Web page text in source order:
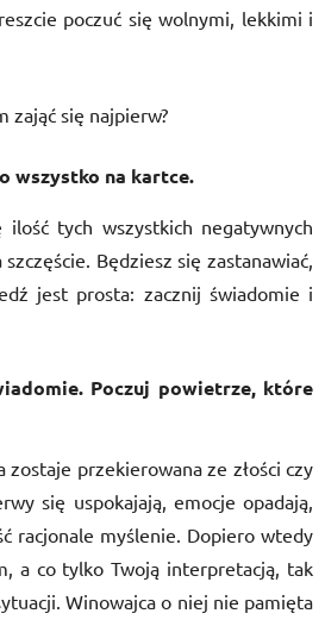
poczuć się wolnymi, lekkimi i
zająć się najpierw?
wszystko na kartce.
tych wszystkich negatywnych
Będziesz się zastanawiać,
jest prosta: zacznij świadomie i
Poczuj powietrze, które
przekierowana ze złości czy
się uspokajają, emocje opadają,
racjonale myślenie. Dopiero wtedy
a co tylko Twoją interpretacją, tak
Winowajca o niej nie pamięta